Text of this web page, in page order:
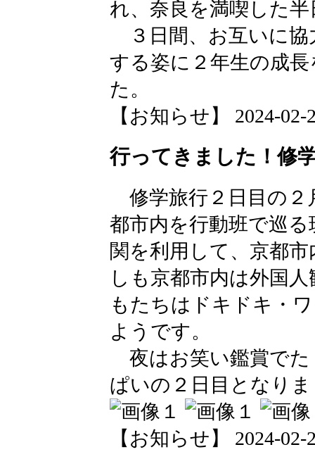
れ、奈良を満喫した
３日間、お互いに協
する姿に２年生の成
た。
【お知らせ】 2024-02-
行ってきました！修
修学旅行２日目の２
都市内を行動班で巡
関を利用して、京都
しも京都市内は外国
もたちはドキドキ・
ようです。
夜はお笑い鑑賞でた
ぱいの２日目となり
【お知らせ】 2024-02-